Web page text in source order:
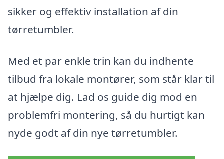
sikker og effektiv installation af din
tørretumbler.
Med et par enkle trin kan du indhente
tilbud fra lokale montører, som står klar til
at hjælpe dig. Lad os guide dig mod en
problemfri montering, så du hurtigt kan
nyde godt af din nye tørretumbler.